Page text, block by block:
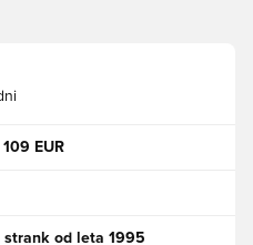
EUR
od leta 1995